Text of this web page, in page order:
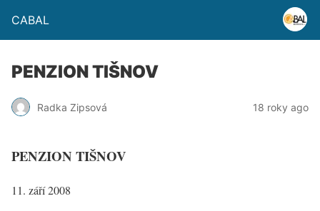
CABAL
PENZION TIŠNOV
Radka Zipsová 18 roky ago
PENZION TIŠNOV
11. září 2008